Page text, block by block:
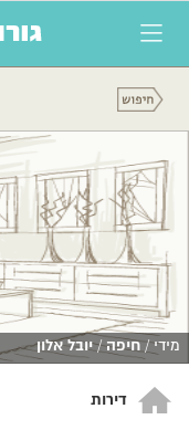
מידי /חיפה/יובל אלון
דירות